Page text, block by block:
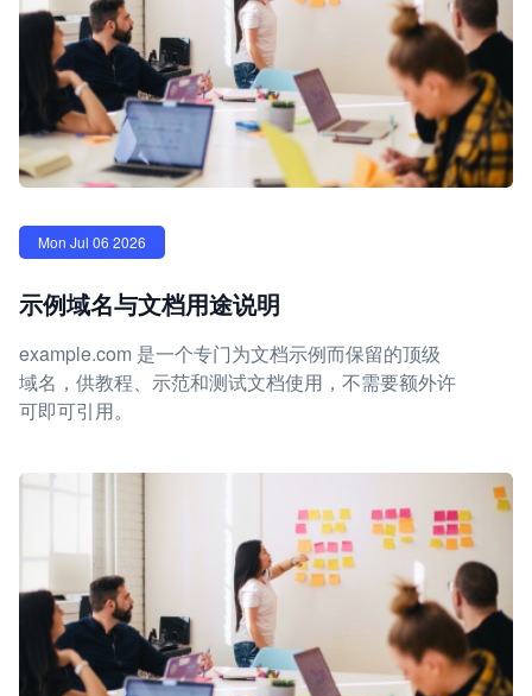
Mon Jul 06 2026
示例域名与文档用途说明
example.com 是一个专门为文档示例而保留的顶级
域名，供教程、示范和测试文档使用，不需要额外许
可即可引用。